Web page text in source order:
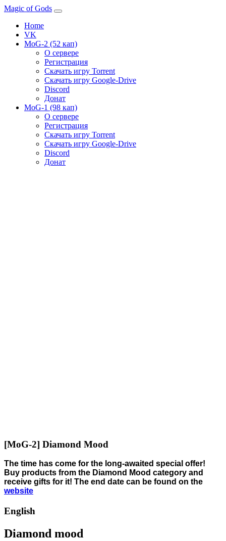
Magic of Gods
Home
VK
MoG-2 (52 кап)
О сервере
Регистрация
Скачать игру Torrent
Скачать игру Google-Drive
Discord
Донат
MoG-1 (98 кап)
О сервере
Регистрация
Скачать игру Torrent
Скачать игру Google-Drive
Discord
Донат
[MoG-2] Diamond Mood
The time has come for the long-awaited special offer!
Buy products from the Diamond Mood category and
receive gifts for it! The end date can be found on the
website
English
Diamond mood